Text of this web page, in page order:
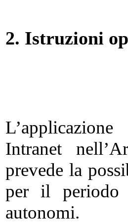
2. Istruzioni
Intranet
prevede la
per il periodo
autonomi.